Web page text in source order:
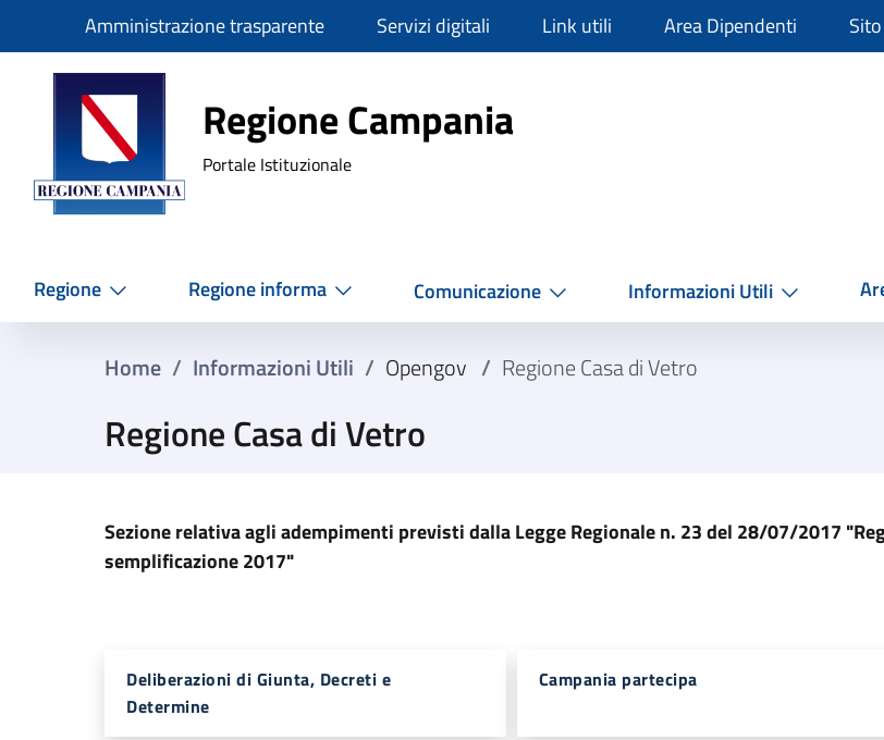
SlimAmministrazione trasparente Servizi digitali Link utili Area Dipendenti
Regione Campania
Regione Campania
Portale Istituzionale
Regione Regione informa Comunicazione Informazioni Utili
Home / Informazioni Utili / Opengov / Regione Casa di Vetro
Regione Casa di Vetro
Sezione relativa agli adempimenti previsti dalla Legge Regionale n. 23 del 28/07/2017
semplificazione 2017"
Deliberazioni di Giunta, Decreti e
Determine
Campania partecipa